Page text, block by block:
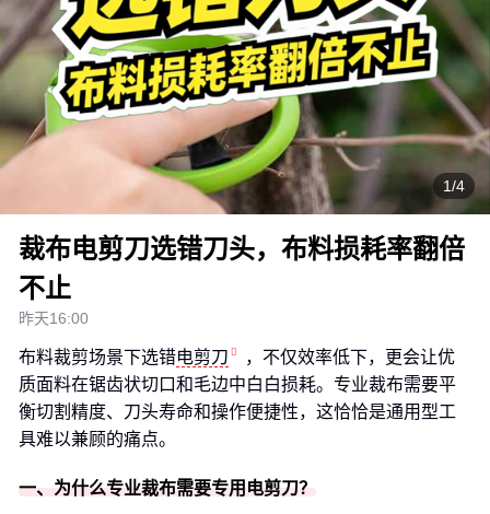
1/4
裁布电剪刀选错刀头，布料损耗率翻倍
不止
昨天16:00
布料裁剪场景下选错电剪刀
，不仅效率低下，更会让优
质面料在锯齿状切口和毛边中白白损耗。专业裁布需要平
衡切割精度、刀头寿命和操作便捷性，这恰恰是通用型工
具难以兼顾的痛点。
一、为什么专业裁布需要专用电剪刀？